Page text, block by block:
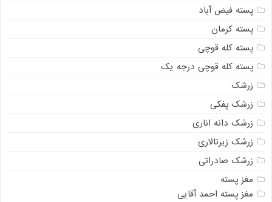
پسته فیض آباد
پسته کرمان
پسته کله قوچی
پسته کله قوچی درجه یک
زرشک
زرشک پفکی
زرشک دانه اناری
زرشک زیرتالاری
زرشک صادراتی
مغز پسته
مغز پسته احمد آقایی